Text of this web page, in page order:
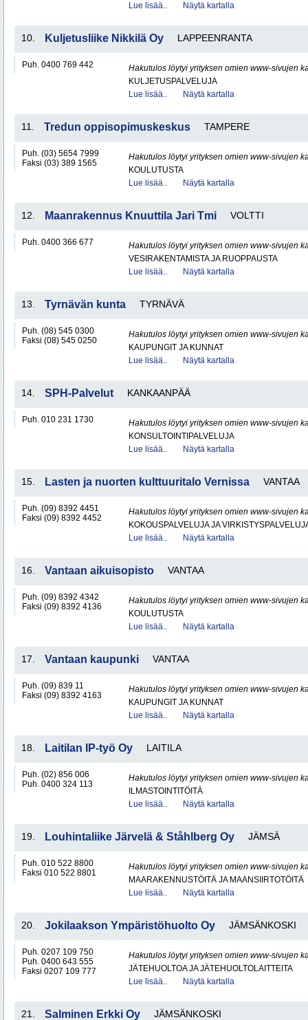
Lue lisää..
Näytä kartalla
10. Kuljetusliike Nikkilä Oy LAPPEENRANTA
Puh. 0400 769 442
Hakutulos löytyi yrityksen omien www-sivujen
KULJETUSPALVELUJA
Lue lisää..
Näytä kartalla
11. Tredun oppisopimuskeskus TAMPERE
Puh. (03) 5654 7999
Faksi (03) 389 1565
Hakutulos löytyi yrityksen omien www-sivujen
KOULUTUSTA
Lue lisää..
Näytä kartalla
12. Maanrakennus Knuuttila Jari Tmi VOLTTI
Puh. 0400 366 677
Hakutulos löytyi yrityksen omien www-sivujen
VESIRAKENTAMISTA JA RUOPPAUSTA
Lue lisää..
Näytä kartalla
13. Tyrnävän kunta TYRNÄVÄ
Puh. (08) 545 0300
Faksi (08) 545 0250
Hakutulos löytyi yrityksen omien www-sivujen
KAUPUNGIT JA KUNNAT
Lue lisää..
Näytä kartalla
14. SPH-Palvelut KANKAANPÄÄ
Puh. 010 231 1730
Hakutulos löytyi yrityksen omien www-sivujen
KONSULTOINTIPALVELUJA
Lue lisää..
Näytä kartalla
15. Lasten ja nuorten kulttuuritalo Vernissa VANTAA
Puh. (09) 8392 4451
Faksi (09) 8392 4452
Hakutulos löytyi yrityksen omien www-sivujen
KOKOUSPALVELUJA JA
Lue lisää..
Näytä kartalla
16. Vantaan aikuisopisto VANTAA
Puh. (09) 8392 4342
Faksi (09) 8392 4136
Hakutulos löytyi yrityksen omien www-sivujen
KOULUTUSTA
Lue lisää..
Näytä kartalla
17. Vantaan kaupunki VANTAA
Puh. (09) 839 11
Faksi (09) 8392 4163
Hakutulos löytyi yrityksen omien www-sivujen
KAUPUNGIT JA KUNNAT
Lue lisää..
Näytä kartalla
18. Laitilan IP-työ Oy LAITILA
Puh. (02) 856 006
Puh. 0400 324 113
Hakutulos löytyi yrityksen omien www-sivujen
ILMASTOINTITÖITÄ
Lue lisää..
Näytä kartalla
19. Louhintaliike Järvelä & Ståhlberg Oy JÄMSÄ
Puh. 010 522 8800
Faksi 010 522 8801
Hakutulos löytyi yrityksen omien www-sivujen
MAARAKENNUSTÖITÄ JA MAANSIIRTOTÖITÄ
Lue lisää..
Näytä kartalla
20. Jokilaakson Ympäristöhuolto Oy JÄMSÄNKOSKI
Puh. 0207 109 750
Puh. 0400 643 555
Faksi 0207 109 777
Hakutulos löytyi yrityksen omien www-sivujen
JÄTEHUOLTOA JA JÄTEHUOLTOLAITTEITA
Lue lisää..
Näytä kartalla
21. Salminen Erkki Oy JÄMSÄNKOSKI